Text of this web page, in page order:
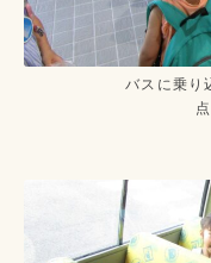
バスに乗り